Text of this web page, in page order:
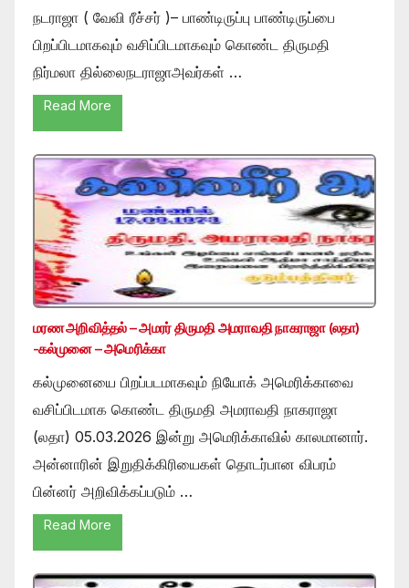
நடராஜா ( வேவி ரீச்சர் )– பாண்டிருப்பு பாண்டிருப்பை
பிறப்பிடமாகவும் வசிப்பிடமாகவும் கொண்ட திருமதி
நிர்மலா தில்லைநடராஜாஅவர்கள் …
Read More
மரண அறிவித்தல் – அமரர் திருமதி அமராவதி நாகராஜா (லதா)
-கல்முனை – அமெரிக்கா
கல்முனையை பிறப்படமாகவும் நியோக் அமெரிக்காவை
வசிப்பிடமாக கொண்ட திருமதி அமராவதி நாகராஜா
(லதா) 05.03.2026 இன்று அமெரிக்காவில் காலமானார்.
அன்னாரின் இறுதிக்கிரியைகள் தொடர்பான விபரம்
பின்னர் அறிவிக்கப்படும் …
Read More